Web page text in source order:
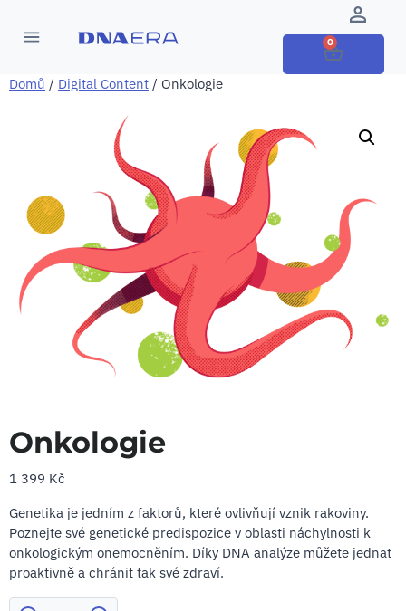
0
Domů / Digital Content / Onkologie
Onkologie
1 399 Kč
Genetika je jedním z faktorů, které ovlivňují vznik rakoviny.
Poznejte své genetické predispozice v oblasti náchylnosti k
onkologickým onemocněním. Díky DNA analýze můžete jednat
proaktivně a chránit tak své zdraví.